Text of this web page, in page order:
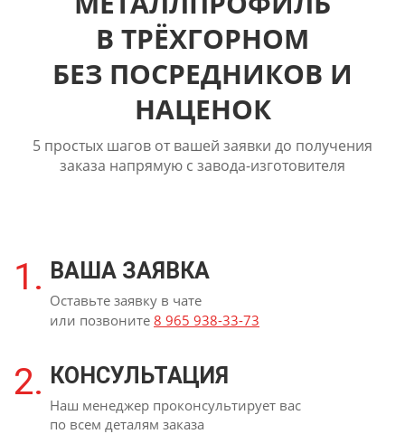
В ТРЁХГОРНОМ
БЕЗ ПОСРЕДНИКОВ И
НАЦЕНОК
5 простых шагов от вашей заявки до получения
заказа напрямую с завода-изготовителя
1. ВАША ЗАЯВКА
Оставьте заявку в чате
или позвоните 8 965 938-33-73
2. КОНСУЛЬТАЦИЯ
Наш менеджер проконсультирует вас
по всем деталям заказа